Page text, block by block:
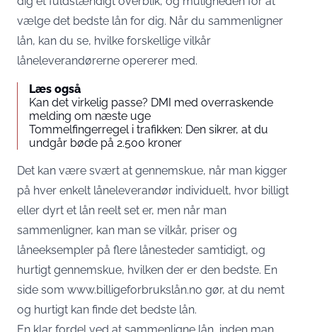
vælge det bedste lån for dig. Når du sammenligner
lån, kan du se, hvilke forskellige vilkår
låneleverandørerne opererer med.
Læs også
Kan det virkelig passe? DMI med overraskende
melding om næste uge
Tommelfingerregel i trafikken: Den sikrer, at du
undgår bøde på 2.500 kroner
Det kan være svært at gennemskue, når man kigger
på hver enkelt låneleverandør individuelt, hvor billigt
eller dyrt et lån reelt set er, men når man
sammenligner, kan man se vilkår, priser og
låneeksempler på flere lånesteder samtidigt, og
hurtigt gennemskue, hvilken der er den bedste. En
side som www.billigeforbrukslån.no gør, at du nemt
og hurtigt kan finde det bedste lån.